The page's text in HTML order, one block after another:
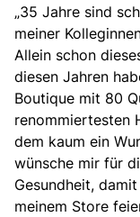
„35 Jahre sind
meiner
Allein schon
diesen Jahren
Boutique mit 80
renommiertesten
dem kaum ein
wünsche mir für
Gesundheit,
meinem Store